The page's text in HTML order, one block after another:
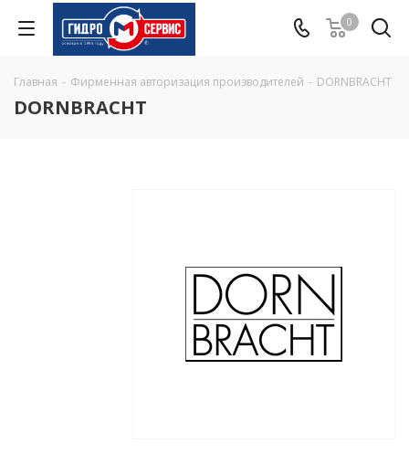
0
Главная - Фирменная авторизация производителей - DORNBRACHT
DORNBRACHT